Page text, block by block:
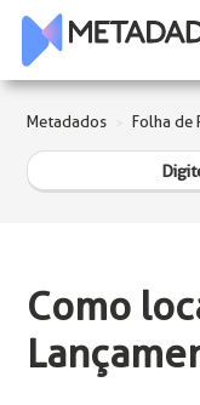
Metadados Folha de
Como